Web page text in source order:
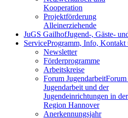
Kooperation
Projektförderung
Alleinerziehende
JuGS GailhofJugend-, Gäste-
ServiceProgramm, Info, Kontakt
Newsletter
Förderprogramme
Arbeitskreise
Forum JugendarbeitForum
Jugendarbeit und der
Jugendeinrichtungen in der
Region Hannover
Anerkennungsjahr